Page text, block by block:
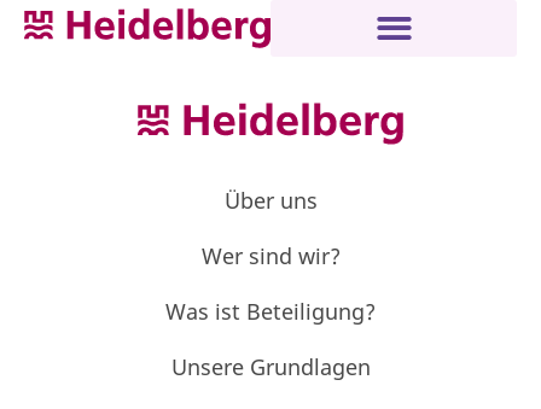
Über uns
Wer sind wir?
Was ist Beteiligung?
Unsere Grundlagen